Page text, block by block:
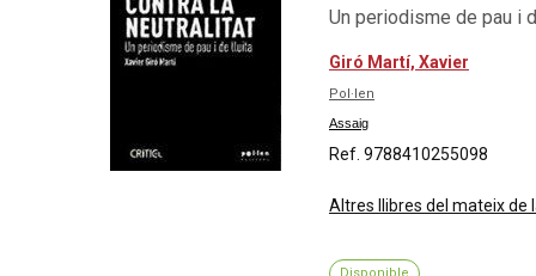
Un periodisme de pau i
Giró Martí, Xavier
Pol·len
Assaig
Ref. 9788410255098
Altres llibres del mateix de